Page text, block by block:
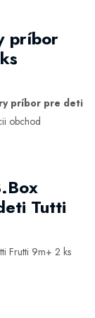
príbor
príbor pre deti
obchod
Tutti
Frutti 9m+ 2 ks